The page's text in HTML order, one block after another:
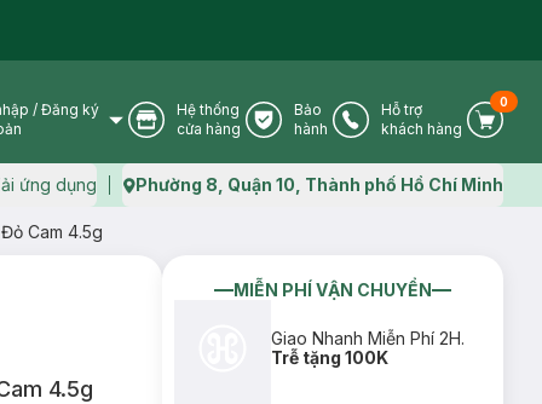
User Icon
/ Đăng ký
Store Icon
Hệ thống
cửa hàng
Warranty Icon
Bảo
hành
Phone Icon
Hỗ trợ
khách hàng
Cart
0
ứng dụng Map icon
Phường 8, Quận 10, Thành phố Hồ Chí Minh
Cam 4.5g
4.5g
MIỄN PHÍ VẬN CHUYỂN
Giao Nhanh Miễn Phí 2H.
Trễ tặng 100K